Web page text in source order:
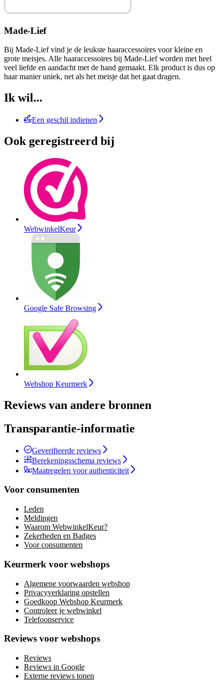
Made-Lief
Bij Made-Lief vind je de leukste haaraccessoires voor kleine en
grote meisjes. Alle haaraccessoires bij Made-Lief worden met heel
veel liefde en aandacht met de hand gemaakt. Elk product is dus op
haar manier uniek, net als het meisje dat het gaat dragen.
Ik wil...
Een geschil indienen
Ook geregistreerd bij
WebwinkelKeur
Google Safe Browsing
Webshop Keurmerk
Reviews van andere bronnen
Transparantie-informatie
Geverifieerde reviews
Berekeningsschema reviews
Maatregelen voor authenticiteit
Voor consumenten
Leden
Meldingen
Waarom WebwinkelKeur?
Zekerheden en Badges
Voor consumenten
Keurmerk voor webshops
Algemene voorwaarden webshop
Privacyverklaring opstellen
Goedkoop Webshop Keurmerk
Controleer je webwinkel
Telefoonservice
Reviews voor webshops
Reviews
Reviews in Google
Externe reviews tonen